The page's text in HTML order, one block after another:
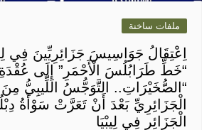
ملفات ساخنة
اِعْتِقَالُ جَوَاسِيسَ جَزَائِرِيِّينَ فِي
“خَطِّ طَرَابُلُسَ الْأَحْمَرِ” إِلَى عُقْدَةِ
“الصُّخَيْرَاتِ.. التَّوَجُّسُ اللِّيبِيُّ مِنَ
الْجَزَائِرِيِّ بَعْدَ أَنْ تَعَرَّتْ سَوْأَةُ
الْجَزَائِرِ فِي لِيبْيَا